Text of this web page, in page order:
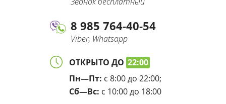
8 985 764-40-54
Viber, Whatsapp
ОТКРЫТО ДО 22:00
Пн—Пт: с 8:00 до 22:00;
Сб—Вс: с 10:00 до 18:00